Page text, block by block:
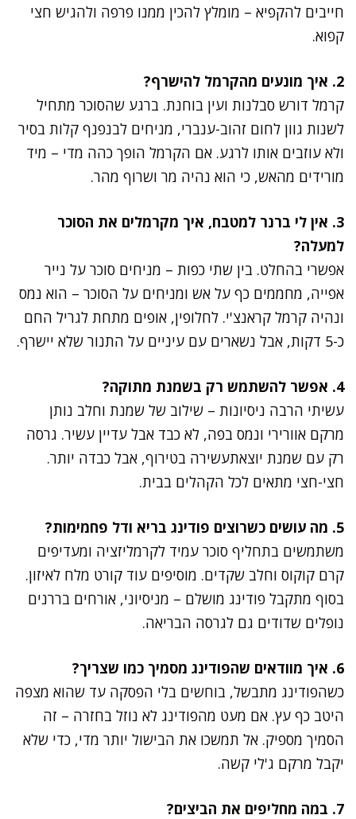
חייבים להקפיא – מומלץ להכין ממנו פרפה ולהגיש חצי
קפוא.
2. איך מונעים מהקרמל להישרף?
קרמל דורש סבלנות ועין בוחנת. ברגע שהסוכר מתחיל
לשנות גוון לחום זהוב-ענברי, מניחים לבנפנף קלות בסיר
ולא עוזבים אותו לרגע. אם הקרמל הופך כהה מדי – מיד
מורידים מהאש, כי הוא נהיה מר ושרוף מהר.
3. אין לי ברנר למטבח, איך מקרמלים את הסוכר
למעלה?
אפשרי בהחלט. בין שתי כפות – מניחים סוכר על נייר
אפייה, מחממים כף על אש ומניחים על הסוכר – הוא נמס
ונהיה קרמל קראנצ'י. לחלופין, אופים מתחת לגריל החם
כ-5 דקות, אבל נשארים עם עיניים על התנור שלא יישרף.
4. אפשר להשתמש רק בשמנת מתוקה?
עשיתי הרבה ניסיונות – שילוב של שמנת וחלב נותן
מרקם אוורירי ונמס בפה, לא כבד אבל עדיין עשיר. גרסה
רק עם שמנת יוצאתעשירה בטירוף, אבל כבדה יותר.
חצי-חצי מתאים לכל הקהלים בבית.
5. מה עושים כשרוצים פודינג בריא ודל פחמימות?
משתמשים בתחליף סוכר עמיד לקרמליזציה ומעדיפים
קרם קוקוס וחלב שקדים. מוסיפים עוד קורט מלח לאיזון.
בסוף מתקבל פודינג מושלם – מניסיוני, אורחים בררנים
נופלים שדודים גם לגרסה הבריאה.
6. איך מוודאים שהפודינג מסמיך כמו שצריך?
כשהפודינג מתבשל, בוחשים בלי הפסקה עד שהוא מצפה
היטב כף עץ. אם מעט מהפודינג לא נוזל בחזרה – זה
הסמיך מספיק. אל תמשכו את הבישול יותר מדי, כדי שלא
יקבל מרקם ג'לי קשה.
7. במה מחליפים את הביצים?